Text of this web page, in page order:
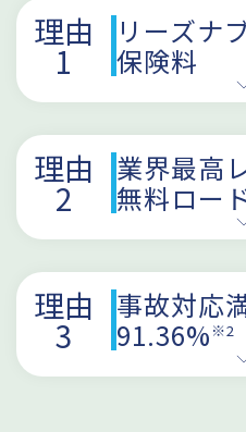
理由
1
リーズナ
保険料
理由
2
業界最高
無料ロー
理由
3
事故対応
91.36% ※2